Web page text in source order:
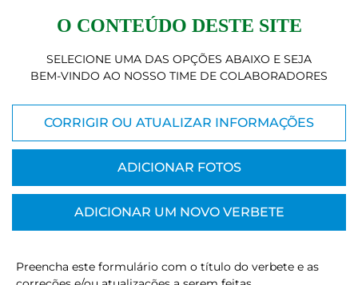
O CONTEÚDO DESTE SITE
SELECIONE UMA DAS OPÇÕES ABAIXO E SEJA
BEM-VINDO AO NOSSO TIME DE COLABORADORES
CORRIGIR OU ATUALIZAR INFORMAÇÕES
ADICIONAR FOTOS
ADICIONAR UM NOVO VERBETE
Preencha este formulário com o título do verbete e as